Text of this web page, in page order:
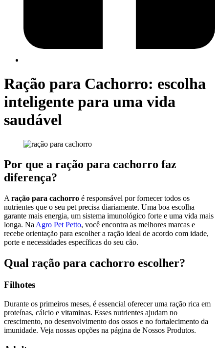
Ração para Cachorro: escolha
inteligente para uma vida
saudável
Por que a ração para cachorro faz
diferença?
A ração para cachorro é responsável por fornecer todos os
nutrientes que o seu pet precisa diariamente. Uma boa escolha
garante mais energia, um sistema imunológico forte e uma vida mais
longa. Na Agro Pet Petto, você encontra as melhores marcas e
recebe orientação para escolher a ração ideal de acordo com idade,
porte e necessidades específicas do seu cão.
Qual ração para cachorro escolher?
Filhotes
Durante os primeiros meses, é essencial oferecer uma ração rica em
proteínas, cálcio e vitaminas. Esses nutrientes ajudam no
crescimento, no desenvolvimento dos ossos e no fortalecimento da
imunidade. Veja nossas opções na página de Nossos Produtos.